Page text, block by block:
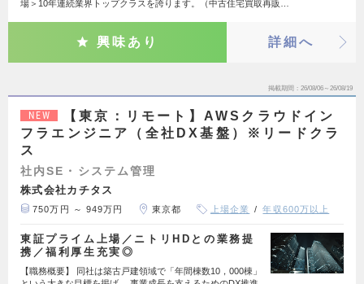
場＞10年連続業界トップクラスを誇ります。（中古住宅買取再販…
興味あり 詳細へ
掲載期間 26/08/06～26/08/19
NEW
【東京：リモート】AWSクラウドイン
フラエンジニア（全社DX基盤）※リードクラ
ス
社内SE・システム管理
株式会社カチタス
750万円 ～ 949万円 東京都 上場企業 年収600万以上
東証プライム上場／ニトリHDとの業務提
携／福利厚生充実◎
【職務概要】 同社は築古戸建領域で「年間棟数10，000棟」